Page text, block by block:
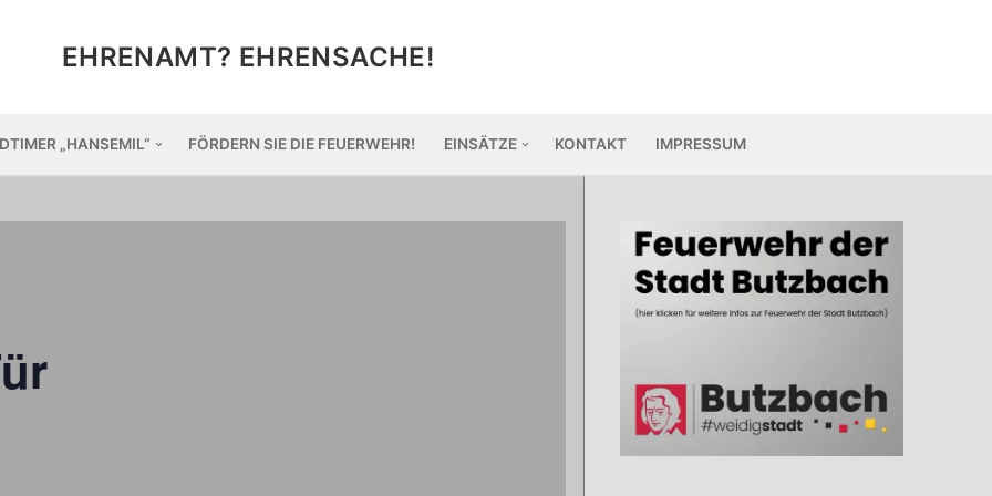
EHRENAMT? EHRENSACHE!
„HANSEMIL“ FÖRDERN SIE DIE FEUERWEHR! EINSÄTZE KONTAKT IMPRESSUM